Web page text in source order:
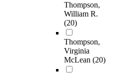
Thompson,
William R.
(20)
Thompson,
Virginia
McLean (20)